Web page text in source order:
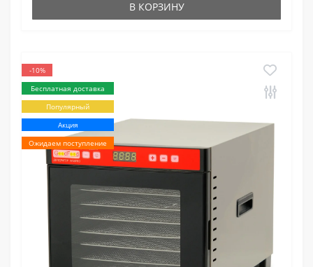
В КОРЗИНУ
-10%
Бесплатная доставка
Популярный
Акция
Ожидаем поступление